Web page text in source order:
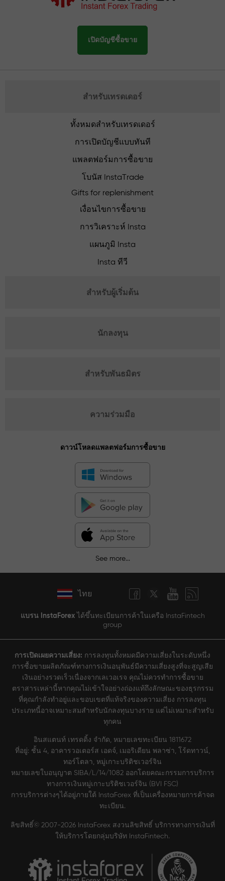
เปิดบัญชีซื้อขาย
สำหรับเทรดเดอร์
ทั้งหมดสำหรับเทรดเดอร์
การเปิดบัญชีแบบทันที
แพลตฟอร์มการซื้อขาย
โบนัส InstaTrade
Gifts for replenishment
เงื่อนไขการซื้อขาย
การวิเคราะห์ Insta
แผนภูมิ Insta
Insta ทีวี
สำหรับผู้เริ่มต้น
นักลงทุน
สำหรับพันธมิตร
ความร่วมมือ
ดาวน์โหลดแพลตฟอร์มการซื้อขาย
See more...
ไทย
แบรน InstaForexได้ขึ้นทะเบียนการค้าในเครือ InstaFintech
group
การเปิดเผยความเสี่ยง: การลงทุนทั้งหมดมีความเสี่ยงในระดับหนึ่ง
การซื้อขายผลิตภัณฑ์ทางการเงินอนุพันธ์มีความเสี่ยงสูงที่จะสูญเสีย
เงินอย่างรวดเร็วเนื่องจากเลเวอเรจ คุณไม่ควรทำการซื้อขาย
ตราสารเหล่านี้หากคุณไม่เข้าใจอย่างถ่องแท้ถึงลักษณะของธุรกรรม
ที่คุณกำลังทำอยู่และขอบเขตที่แท้จริงของความเสี่ยง การลงทุน
ประเภทนี้อาจเหมาะสมสำหรับนักลงทุนบางราย แต่ไม่เหมาะสำหรับ
ทุกคน
อินสแตนท์ เทรดดิ้ง จำกัด, หมายเลขทะเบียน 1811672
ที่อยู่: ชั้น 4, อาคารวอเตอร์ส เอดจ์, เมอริเดียน พลาซ่า, โร้ดทาวน์,
ทอร์โตลา, หมู่เกาะบริติชเวอร์จิน
หมายเลขใบอนุญาต SIBA/L/14/1082 ออกโดยคณะกรรมการบริการ
ทางการเงินหมู่เกาะบริติชเวอร์จิน (BVI FSC)
การบริการต่างๆได้อยู่ภายใต้ InstaForex ที่เป็นเครื่องหมายการค้าจด
ทะเบียน.
ลิขสิทธิ์© 2007-2026 InstaForex สงวนลิขสิทธิ์ บริการทางการเงินที่
ให้บริการโดยกลุ่มบริษัท InstaFintech.